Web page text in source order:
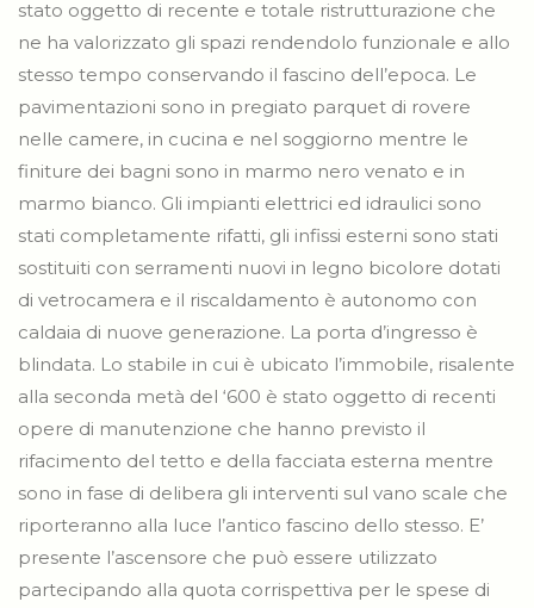
stato oggetto di recente e totale ristrutturazione che
ne ha valorizzato gli spazi rendendolo funzionale e allo
stesso tempo conservando il fascino dell’epoca. Le
pavimentazioni sono in pregiato parquet di rovere
nelle camere, in cucina e nel soggiorno mentre le
finiture dei bagni sono in marmo nero venato e in
marmo bianco. Gli impianti elettrici ed idraulici sono
stati completamente rifatti, gli infissi esterni sono stati
sostituiti con serramenti nuovi in legno bicolore dotati
di vetrocamera e il riscaldamento è autonomo con
caldaia di nuove generazione. La porta d’ingresso è
blindata. Lo stabile in cui è ubicato l’immobile, risalente
alla seconda metà del ‘600 è stato oggetto di recenti
opere di manutenzione che hanno previsto il
rifacimento del tetto e della facciata esterna mentre
sono in fase di delibera gli interventi sul vano scale che
riporteranno alla luce l’antico fascino dello stesso. E’
presente l’ascensore che può essere utilizzato
partecipando alla quota corrispettiva per le spese di